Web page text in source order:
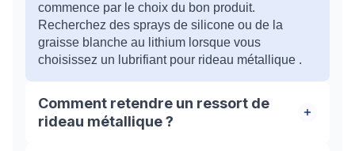
commence par le choix du bon produit.
Recherchez des sprays de silicone ou de la
graisse blanche au lithium lorsque vous
choisissez un lubrifiant pour rideau métallique .
Comment retendre un ressort de
rideau métallique ?